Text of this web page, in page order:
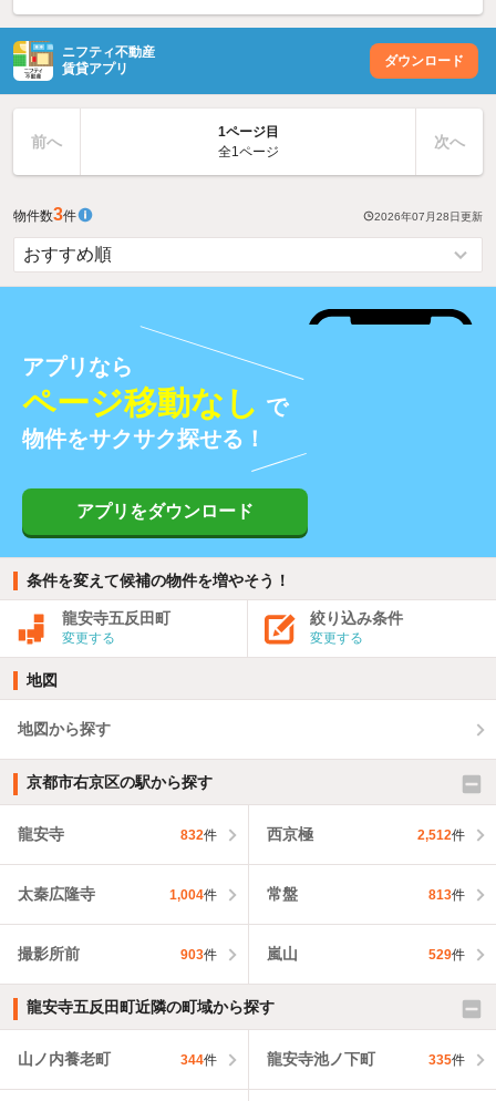
ニフティ不動産
賃貸アプリ
ダウンロード
前へ
1ページ目
全1ページ
次へ
物件数3件 2026年07月28日更新
アプリなら
ページ移動なし で
物件をサクサク探せる！
アプリをダウンロード
条件を変えて候補の物件を増やそう！
龍安寺五反田町
変更する
絞り込み条件
変更する
地図
地図から探す
京都市右京区の駅から探す
龍安寺 832件 西京極 2,512件
太秦広隆寺 1,004件 常盤 813件
撮影所前 903件 嵐山 529件
龍安寺五反田町近隣の町域から探す
山ノ内養老町 344件 龍安寺池ノ下町 335件